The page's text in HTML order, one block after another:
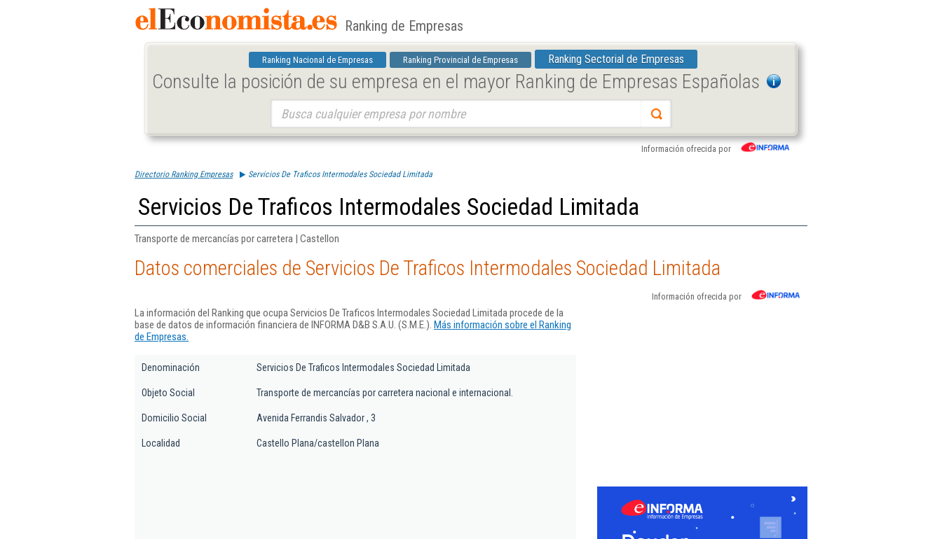
Ranking de Empresas
Ranking Nacional de Empresas Ranking Provincial de Empresas Ranking Sectorial de Empresas
Consulte la posición de su empresa en el mayor Ranking de Empresas Españolas
Información ofrecida por
Directorio Ranking Empresas Servicios De Traficos Intermodales Sociedad Limitada
Servicios De Traficos Intermodales Sociedad Limitada
Transporte de mercancías por carretera | Castellon
Datos comerciales de Servicios De Traficos Intermodales Sociedad Limitada
Información ofrecida por
La información del Ranking que ocupa Servicios De Traficos Intermodales Sociedad Limitada procede de la
base de datos de información financiera de INFORMA D&B S.A.U. (S.M.E.). Más información sobre el Ranking
de Empresas.
Denominación Servicios De Traficos Intermodales Sociedad Limitada
Objeto Social Transporte de mercancías por carretera nacional e internacional.
Domicilio Social Avenida Ferrandis Salvador , 3
Localidad Castello Plana/castellon Plana